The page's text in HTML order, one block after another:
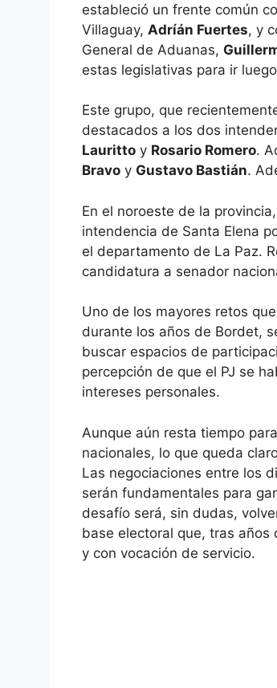
estableció un frente común
Villaguay, Adríán Fuertes, y
General de Aduanas,
estas legislativas para ir
Este grupo, que
destacados a los dos
Lauritto y Rosario Romero.
Bravo y Gustavo Bastián.
En el noroeste de la provincia,
intendencia de Santa Elena
el departamento de La Paz.
candidatura a senador
Uno de los mayores retos
durante los años de Bordet,
buscar espacios de
percepción de que el PJ se
intereses personales.
Aunque aún resta tiempo
nacionales, lo que queda
Las negociaciones entre los
serán fundamentales para
desafío será, sin dudas,
base electoral que, tras años
y con vocación de servicio.